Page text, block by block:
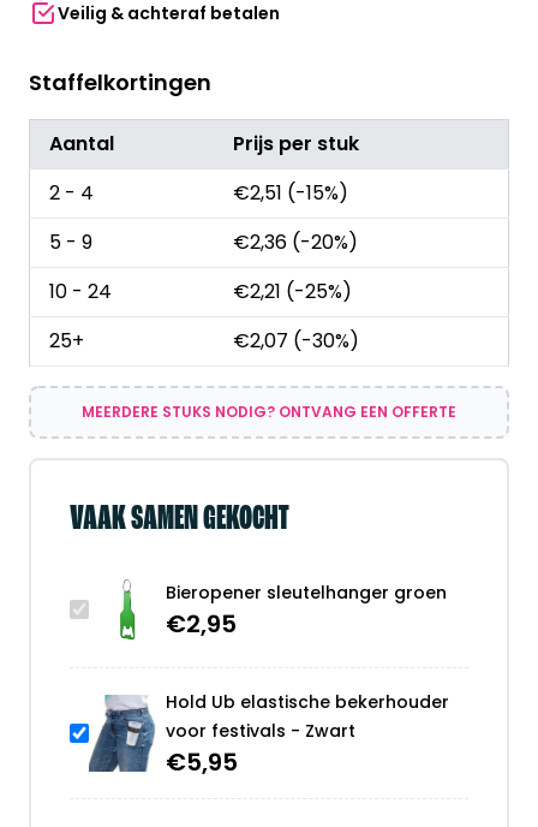
Veilig & achteraf betalen
Staffelkortingen
Aantal
Prijs per stuk
2 - 4
€2,51 (-15%)
5 - 9
€2,36 (-20%)
10 - 24
€2,21 (-25%)
25+
€2,07 (-30%)
MEERDERE STUKS NODIG? ONTVANG EEN OFFERTE
VAAK SAMEN GEKOCHT
Bieropener sleutelhanger groen
€2,95
Hold Ub elastische bekerhouder
voor festivals - Zwart
€5,95